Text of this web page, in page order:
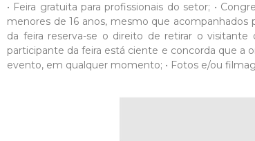
• Feira gratuita para profissionais do setor; •
menores de 16 anos, mesmo que acompanhados
da feira reserva-se o direito de retirar o
participante da feira está ciente e concorda que a
evento, em qualquer momento; • Fotos e/ou